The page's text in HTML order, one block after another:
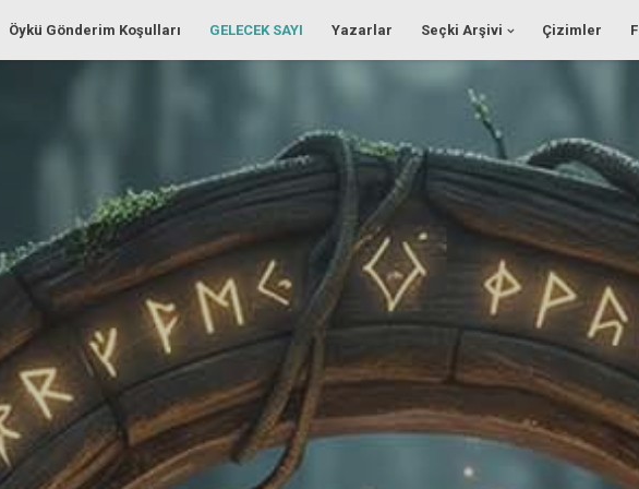
Öykü Gönderim Koşulları GELECEK SAYI Yazarlar Seçki Arşivi Çizimler